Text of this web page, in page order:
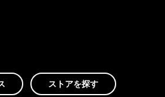
ストアを探す